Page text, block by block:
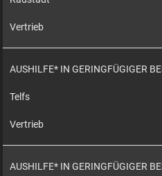
Vertrieb
AUSHILFE* IN GERINGFÜGIGER
Telfs
Vertrieb
AUSHILFE* IN GERINGFÜGIGER